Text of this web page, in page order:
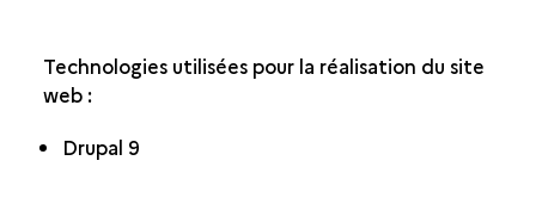
Technologies utilisées pour la réalisation du site
web :
Drupal 9